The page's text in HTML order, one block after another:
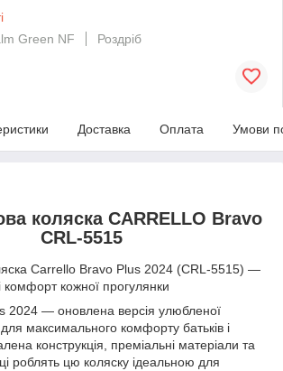
Green NF
Роздріб
Доставка Оплата Умови
коляска CARRELLO Bravo
CRL-5515
Carrello Bravo Plus 2024 (CRL-5515) —
комфорт кожної прогулянки
2024 — оновлена версія улюбленої
максимального комфорту батьків і
конструкція, преміальні матеріали та
роблять цю коляску ідеальною для